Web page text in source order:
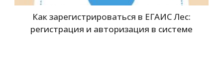
Как зарегистрироваться в ЕГАИС Лес:
регистрация и авторизация в системе